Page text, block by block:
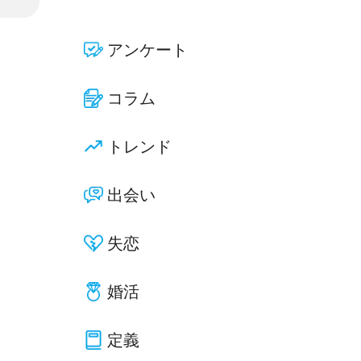
アンケート
コラム
トレンド
出会い
失恋
婚活
定義